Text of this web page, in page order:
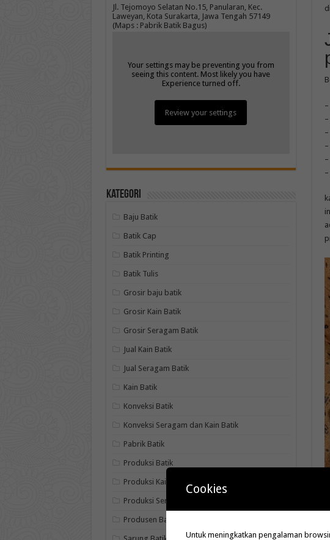
Jl. Tejomoyo Selatan No.15, Panularan, Kec.
Laweyan, Kota Surakarta, Jawa Tengah 57149
(Maps : Pabrik Batik Bagus)
Your settings may be preventing you from
seeing this content. Most likely you have
Experience turned off.
Review your settings
Kategori
Baju Batik
Batik Cap
Batik Printing
Batik Tulis
Grosir baju batik
Grosir Kain Batik
Grosir Seragam Batik
Jual Kain Batik
Jual Seragam Batik
Kain Batik
Konveksi Batik
Konveksi Seragam dan Kain Batik
Pabrik Batik
Produksi Batik
Produksi Kain Batik
Produksi Seragam Batik
Produsen Batik
Cookies
Untuk meningkatkan pengalaman